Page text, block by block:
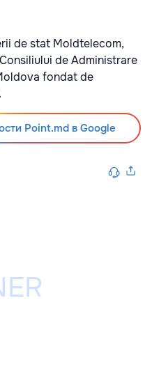
de stat Moldtelecom,
de Administrare
fondat de
Point.md в Google